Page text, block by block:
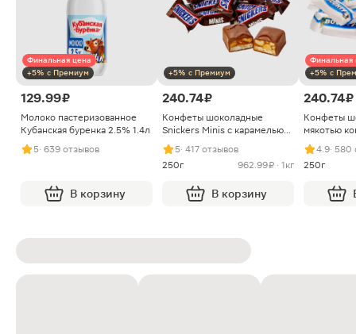
Финальная цена
+5% с Премиум
129.99 ₽
Молоко пастеризованное
Кубанская буренка 2.5% 1.4л
5· 639 отзывов
В корзину
+5% с Премиум
240.74 ₽
Конфеты шоколадные
Snickers Minis с карамелью
арахисом и нугой
5· 417 отзывов
250г
962.99 ₽ · 1кг
В корзину
Финальная
+5% с
240.74 ₽
Конфеты
мякотью
4.9· 580
250г